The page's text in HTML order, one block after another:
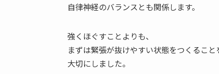
自律神経のバランスとも関係します。
強くほぐすことよりも、
まずは緊張が抜けやすい状態をつくること
大切にしました。